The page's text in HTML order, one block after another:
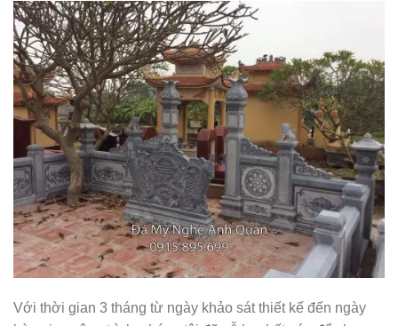
Với thời gian 3 tháng từ ngày khảo sát thiết kế đến ngày